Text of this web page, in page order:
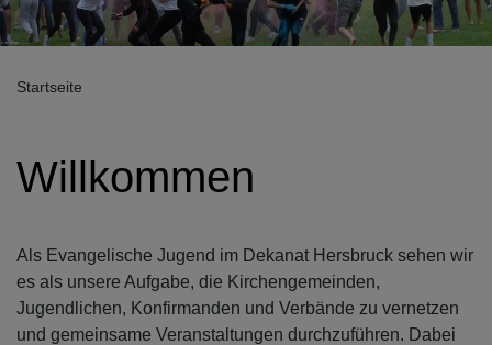
Startseite
Willkommen
Als Evangelische Jugend im Dekanat Hersbruck sehen wir
es als unsere Aufgabe, die Kirchengemeinden,
Jugendlichen, Konfirmanden und Verbände zu vernetzen
und gemeinsame Veranstaltungen durchzuführen. Dabei